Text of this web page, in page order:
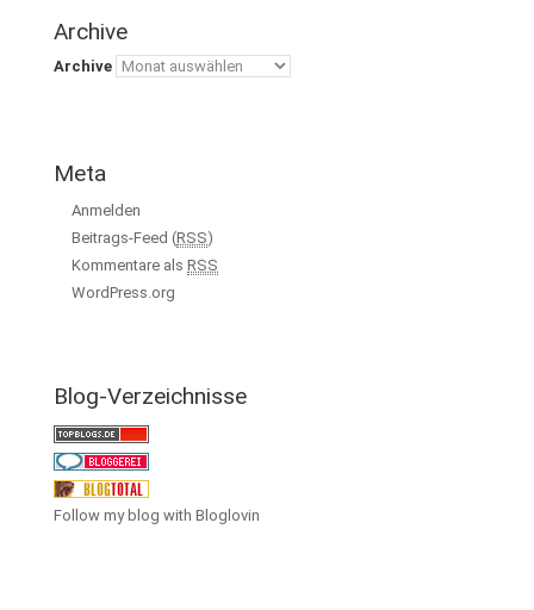
Archive
Archive
Meta
Anmelden
Beitrags-Feed (RSS)
Kommentare als RSS
WordPress.org
Blog-Verzeichnisse
Follow my blog with Bloglovin